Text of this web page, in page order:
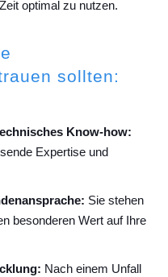
optimal zu nutzen.
sollten:
Know-how:
Expertise und
Sie stehen
besonderen Wert auf Ihre
Nach einem Unfall